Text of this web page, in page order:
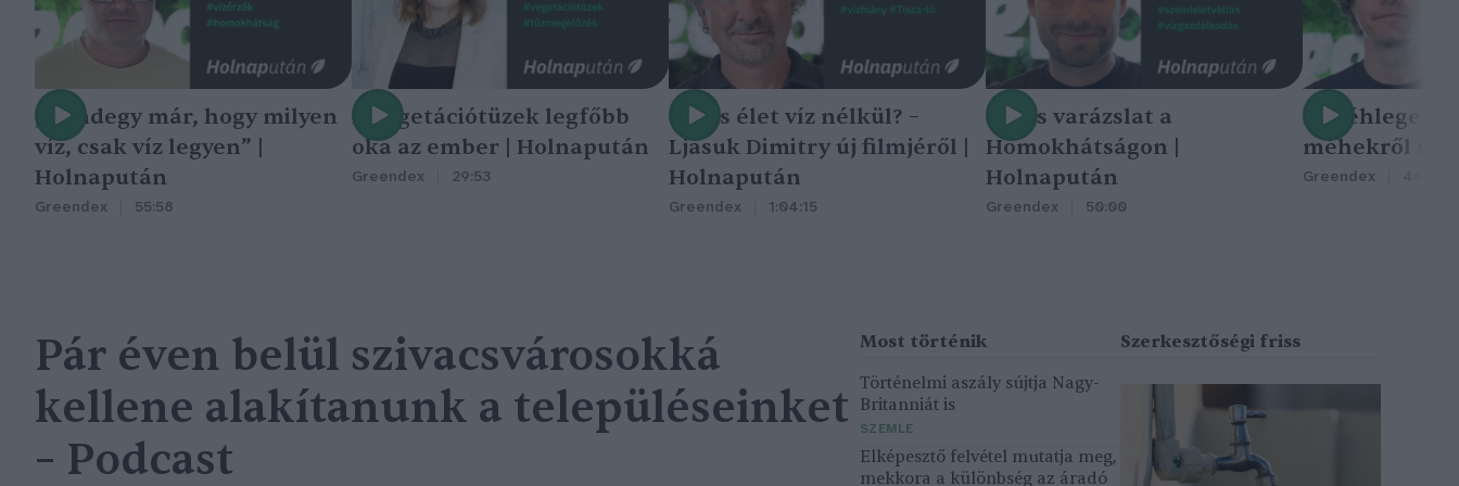
„Mindegy már, hogy milyen
víz, csak víz legyen” |
Holnapután
Greendex 55:58
A vegetációtüzek legfőbb
oka az ember | Holnapután
Greendex 29:53
Nincs élet víz nélkül? –
Ljasuk Dimitry új filmjéről |
Holnapután
Greendex 1:04:15
Nincs varázslat a
Homokhátságon |
Holnapután
Greendex 50:00
A méhlegelő
méhekről
Greendex
Pár éven belül szivacsvárosokká
kellene alakítanunk a településeinket
– Podcast
Történelmi aszály sújtja Nagy-
Britanniát is
SZEMLE
Elképesztő felvétel mutatja meg,
mekkora a különbség az áradó